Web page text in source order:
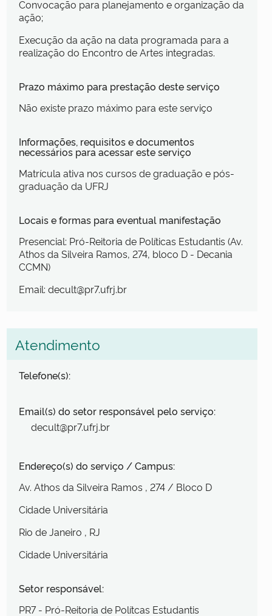
Convocação para planejamento e organização da
ação;
Execução da ação na data programada para a
realização do Encontro de Artes integradas.
Prazo máximo para prestação deste serviço
Não existe prazo máximo para este serviço
Informações, requisitos e documentos
necessários para acessar este serviço
Matrícula ativa nos cursos de graduação e pós-
graduação da UFRJ
Locais e formas para eventual manifestação
Presencial: Pró-Reitoria de Políticas Estudantis (Av.
Athos da Silveira Ramos, 274, bloco D - Decania
CCMN)
Email: decult@pr7.ufrj.br
Atendimento
Telefone(s):
Email(s) do setor responsável pelo serviço:
decult@pr7.ufrj.br
Endereço(s) do serviço / Campus:
Av. Athos da Silveira Ramos , 274 / Bloco D
Cidade Universitária
Rio de Janeiro , RJ
Cidade Universitária
Setor responsável:
PR7 - Pró-Reitoria de Polítcas Estudantis